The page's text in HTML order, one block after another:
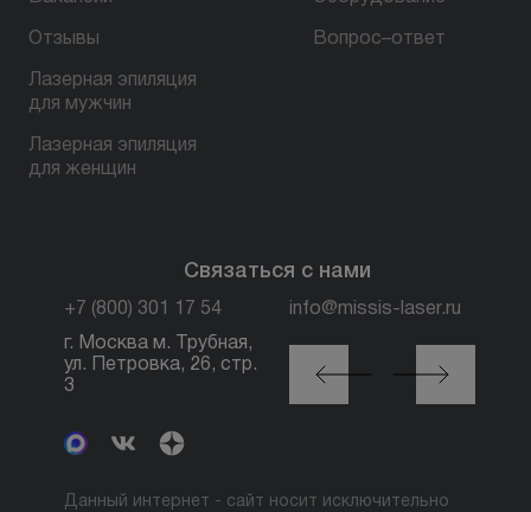
Отзывы
Лазерная эпиляция
для мужчин
Лазерная эпиляция
для женщин
Вопрос–ответ
Связаться с нами
+7 (800) 301 17 54 info@missis-laser.ru
г. Москва м. Трубная,
ул. Петровка, 26, стр.
3
г. Москва м./МЦК
Автозаводская, ул.
Сайкина, 19
Данный интернет - сайт носит исключительно